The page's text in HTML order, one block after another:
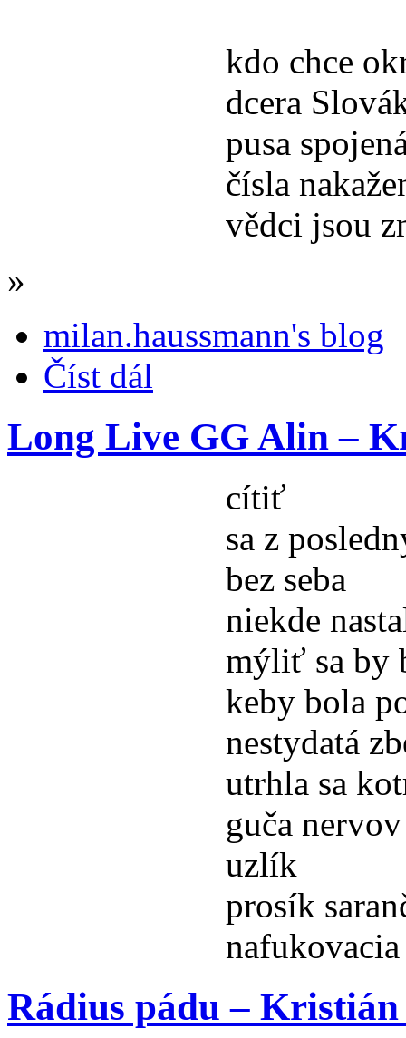
kdo chce
dcera
pusa
čísla
vědci jsou
»
milan.haussmann's blog
Číst dál
Long Live GG Alin –
cítiť
sa z
bez seba
niekde
mýliť sa by
keby bola
nestydatá
utrhla sa
guča nervov
uzlík
prosík
nafukovacia
Rádius pádu –